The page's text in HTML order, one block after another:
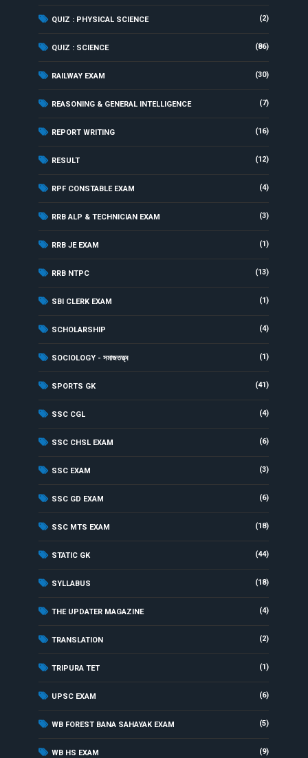
QUIZ : PHYSICAL SCIENCE (2)
QUIZ : SCIENCE (86)
RAILWAY EXAM (30)
REASONING & GENERAL INTELLIGENCE (7)
REPORT WRITING (16)
RESULT (12)
RPF CONSTABLE EXAM (4)
RRB ALP & TECHNICIAN EXAM (3)
RRB JE EXAM (1)
RRB NTPC (13)
SBI CLERK EXAM (1)
SCHOLARSHIP (4)
SOCIOLOGY - সমাজতত্ত্ব (1)
SPORTS GK (41)
SSC CGL (4)
SSC CHSL EXAM (6)
SSC EXAM (3)
SSC GD EXAM (6)
SSC MTS EXAM (18)
STATIC GK (44)
SYLLABUS (18)
THE UPDATER MAGAZINE (4)
TRANSLATION (2)
TRIPURA TET (1)
UPSC EXAM (6)
WB FOREST BANA SAHAYAK EXAM (5)
WB HS EXAM (9)